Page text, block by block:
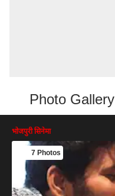
Photo Gallery
भोजपुरी सिनेमा
7 Photos